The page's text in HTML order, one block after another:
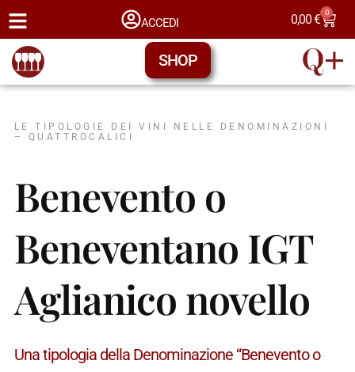
ACCEDI 0,00€ 0
SHOP
LE TIPOLOGIE DEI VINI NELLE DENOMINAZIONI
– QUATTROCALICI
Benevento o
Beneventano IGT
Aglianico novello
Una tipologia della Denominazione “Benevento o